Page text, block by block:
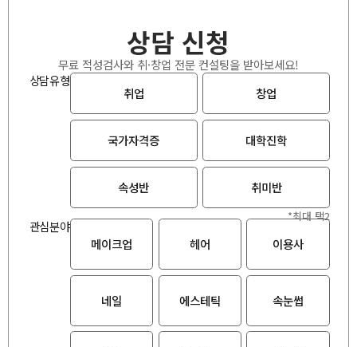
상담 신청
무료 적성검사와 취·창업 전문 컨설팅을 받아보세요!
상담유형
취업 창업
국가자격증 대학진학
속성반 취미반
*최대 택2
관심분야
메이크업
헤어 이용사
네일 에스테틱 속눈썹